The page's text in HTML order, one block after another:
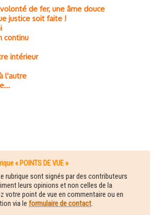
de fer, une âme douce
justice soit faite !
continu
intérieur
l'autre
« POINTS DE VUE »
rubrique sont signés par des contributeurs
leurs opinions et non celles de la
votre point de vue en commentaire ou en
via le formulaire de contact.